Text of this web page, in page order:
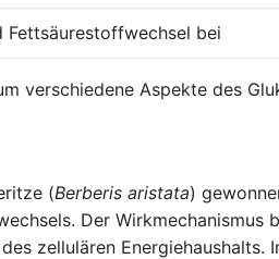
Fettsäurestoffwechsel bei
verschiedene Aspekte des
(Berberis aristata)
Der Wirkmechanismus
zellulären Energiehaushalts.